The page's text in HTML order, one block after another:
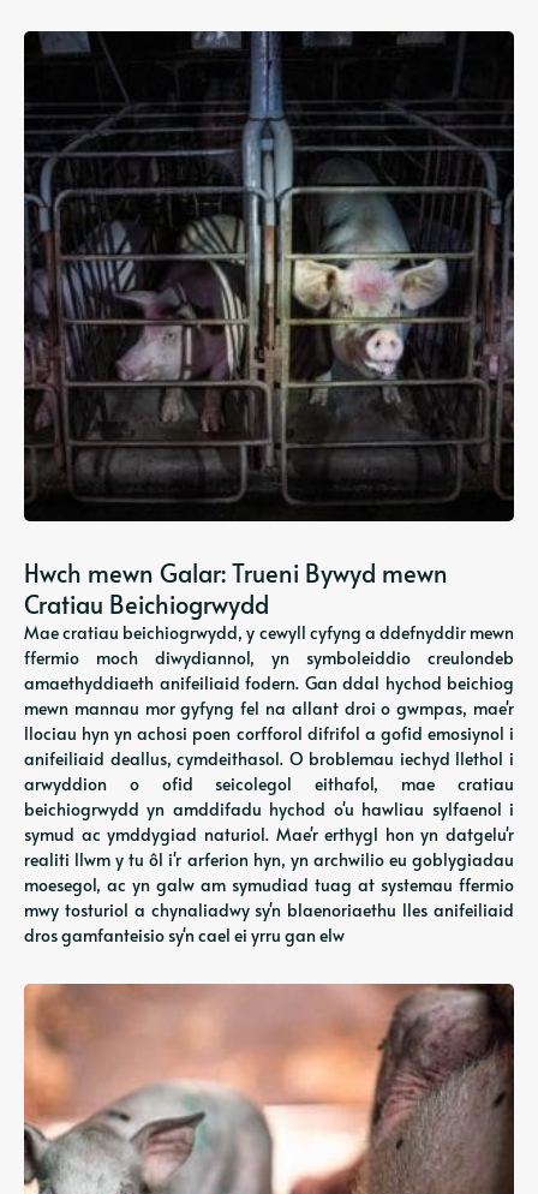
Hwch mewn Galar: Trueni Bywyd mewn
Cratiau Beichiogrwydd
Mae cratiau beichiogrwydd, y cewyll cyfyng a ddefnyddir mewn
ffermio moch diwydiannol, yn symboleiddio creulondeb
amaethyddiaeth anifeiliaid fodern. Gan ddal hychod beichiog
mewn mannau mor gyfyng fel na allant droi o gwmpas, mae'r
llociau hyn yn achosi poen corfforol difrifol a gofid emosiynol i
anifeiliaid deallus, cymdeithasol. O broblemau iechyd llethol i
arwyddion o ofid seicolegol eithafol, mae cratiau
beichiogrwydd yn amddifadu hychod o'u hawliau sylfaenol i
symud ac ymddygiad naturiol. Mae'r erthygl hon yn datgelu'r
realiti llwm y tu ôl i'r arferion hyn, yn archwilio eu goblygiadau
moesegol, ac yn galw am symudiad tuag at systemau ffermio
mwy tosturiol a chynaliadwy sy'n blaenoriaethu lles anifeiliaid
dros gamfanteisio sy'n cael ei yrru gan elw